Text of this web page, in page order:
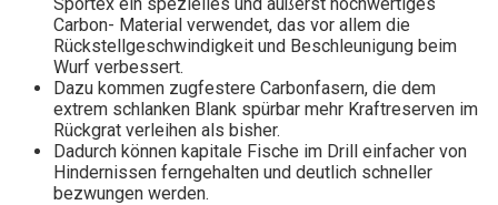
Carbon- Material verwendet, das vor allem die
Rückstellgeschwindigkeit und Beschleunigung beim
Wurf verbessert.
Dazu kommen zugfestere Carbonfasern, die dem
extrem schlanken Blank spürbar mehr Kraftreserven im
Rückgrat verleihen als bisher.
Dadurch können kapitale Fische im Drill einfacher von
Hindernissen ferngehalten und deutlich schneller
bezwungen werden.